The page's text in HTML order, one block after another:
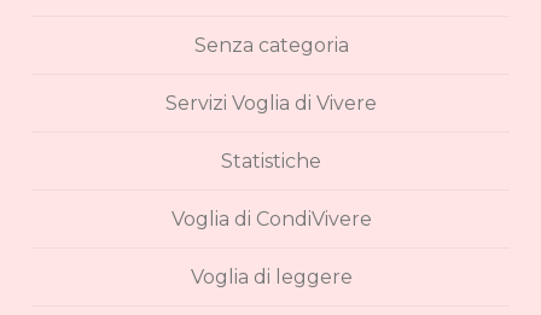
Senza categoria
Servizi Voglia di Vivere
Statistiche
Voglia di CondiVivere
Voglia di leggere